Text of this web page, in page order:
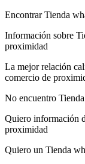
Encontrar Tienda
Información sobre
proximidad
La mejor relación
comercio de
No encuentro
Quiero información
proximidad
Quiero un Tienda